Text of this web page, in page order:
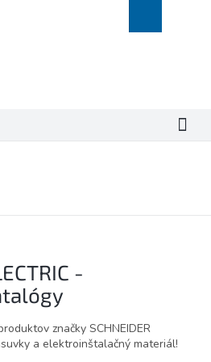
košík
-
značky SCHNEIDER
a elektroinštalačný materiál!